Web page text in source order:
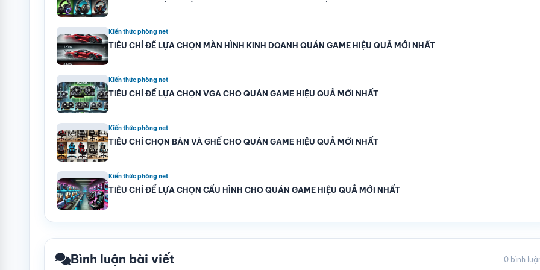
Kiến thức phòng net
TIÊU CHÍ ĐỂ LỰA CHỌN MÀN HÌNH KINH DOANH QUÁN GAME HIỆU QUẢ MỚI NHẤT
Kiến thức phòng net
TIÊU CHÍ ĐỂ LỰA CHỌN VGA CHO QUÁN GAME HIỆU QUẢ MỚI NHẤT
Kiến thức phòng net
TIÊU CHÍ CHỌN BÀN VÀ GHẾ CHO QUÁN GAME HIỆU QUẢ MỚI NHẤT
Kiến thức phòng net
TIÊU CHÍ ĐỂ LỰA CHỌN CẤU HÌNH CHO QUÁN GAME HIỆU QUẢ MỚI NHẤT
Bình luận bài viết 0 bình